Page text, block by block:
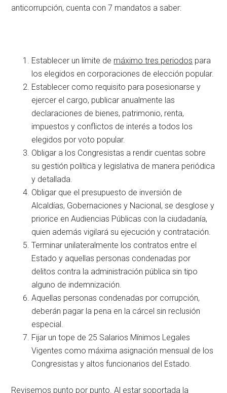
anticorrupción, cuenta con 7 mandatos a saber:
Establecer un límite de máximo tres periodos para
los elegidos en corporaciones de elección popular.
Establecer como requisito para posesionarse y
ejercer el cargo, publicar anualmente las
declaraciones de bienes, patrimonio, renta,
impuestos y conflictos de interés a todos los
elegidos por voto popular.
Obligar a los Congresistas a rendir cuentas sobre
su gestión política y legislativa de manera periódica
y detallada.
Obligar que el presupuesto de inversión de
Alcaldías, Gobernaciones y Nacional, se desglose y
priorice en Audiencias Públicas con la ciudadanía,
quien además vigilará su ejecución y contratación.
Terminar unilateralmente los contratos entre el
Estado y aquellas personas condenadas por
delitos contra la administración pública sin tipo
alguno de indemnización.
Aquellas personas condenadas por corrupción,
deberán pagar la pena en la cárcel sin reclusión
especial.
Fijar un tope de 25 Salarios Mínimos Legales
Vigentes como máxima asignación mensual de los
Congresistas y altos funcionarios del Estado.
Revisemos punto por punto. Al estar soportada la